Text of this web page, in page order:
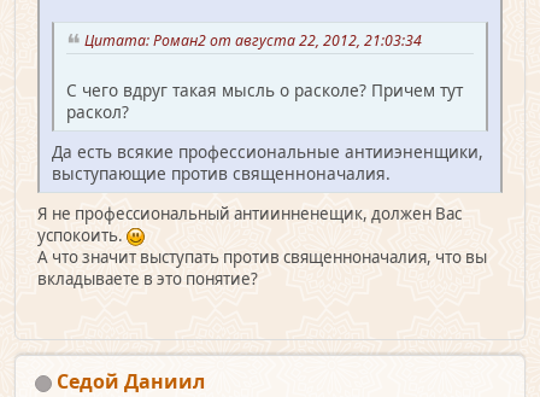
Цитата: Роман2 от августа 22, 2012, 21:03:34
С чего вдруг такая мысль о расколе? Причем тут
раскол?
Да есть всякие профессиональные антииэненщики,
выступающие против священноначалия.
Я не профессиональный антиинненещик, должен Вас
успокоить.
А что значит выступать против священноначалия, что вы
вкладываете в это понятие?
Седой Даниил